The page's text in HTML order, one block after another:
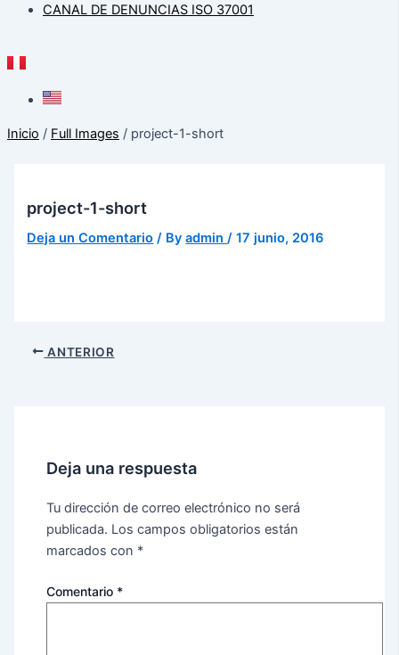
CANAL DE DENUNCIAS ISO 37001
Inicio / Full Images / project-1-short
project-1-short
Deja un Comentario / Byadmin/17 junio, 2016
ANTERIOR
Deja una respuesta
Tu dirección de correo electrónico no será
publicada. Los campos obligatorios están
marcados con *
Comentario *